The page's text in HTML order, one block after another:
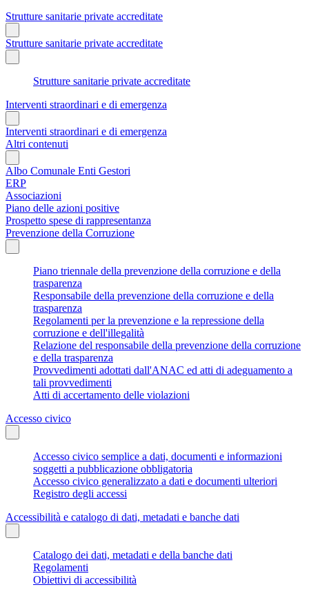
Strutture sanitarie private accreditate
Strutture sanitarie private accreditate
Strutture sanitarie private accreditate
Interventi straordinari e di emergenza
Interventi straordinari e di emergenza
Altri contenuti
Albo Comunale Enti Gestori
ERP
Associazioni
Piano delle azioni positive
Prospetto spese di rappresentanza
Prevenzione della Corruzione
Piano triennale della prevenzione della corruzione e della
trasparenza
Responsabile della prevenzione della corruzione e della
trasparenza
Regolamenti per la prevenzione e la repressione della
corruzione e dell'illegalità
Relazione del responsabile della prevenzione della corruzione
e della trasparenza
Provvedimenti adottati dall'ANAC ed atti di adeguamento a
tali provvedimenti
Atti di accertamento delle violazioni
Accesso civico
Accesso civico semplice a dati, documenti e informazioni
soggetti a pubblicazione obbligatoria
Accesso civico generalizzato a dati e documenti ulteriori
Registro degli accessi
Accessibilità e catalogo di dati, metadati e banche dati
Catalogo dei dati, metadati e della banche dati
Regolamenti
Obiettivi di accessibilità